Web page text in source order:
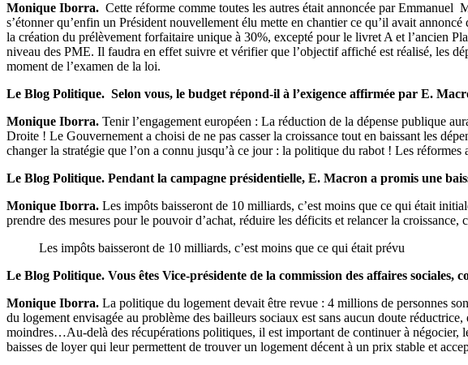
Monique Iborra. Cette réforme comme toutes les autres était annoncée par Emmanuel
s’étonner qu’enfin un Président nouvellement élu mette en chantier ce qu’il avait
la création du prélèvement forfaitaire unique à 30%, excepté pour le livret A et l’ancien
niveau des PME. Il faudra en effet suivre et vérifier que l’objectif affiché est réalisé, les
moment de l’examen de la loi.
Le Blog Politique. Selon vous, le budget répond-il à l’exigence affirmée par E.
Monique Iborra. Tenir l’engagement européen : La réduction de la dépense publique
Droite ! Le Gouvernement a choisi de ne pas casser la croissance tout en baissant les
changer la stratégie que l’on a connu jusqu’à ce jour : la politique du rabot ! Les
Le Blog Politique. Pendant la campagne présidentielle, E. Macron a promis une
Monique Iborra. Les impôts baisseront de 10 milliards, c’est moins que ce qui était
prendre des mesures pour le pouvoir d’achat, réduire les déficits et relancer la croissance,
Les impôts baisseront de 10 milliards, c’est moins que ce qui était prévu
Le Blog Politique. Vous êtes Vice-présidente de la commission des affaires sociales,
Monique Iborra. La politique du logement devait être revue : 4 millions de personnes
du logement envisagée au problème des bailleurs sociaux est sans aucun doute
moindres…Au-delà des récupérations politiques, il est important de continuer à négocier,
baisses de loyer qui leur permettent de trouver un logement décent à un prix stable et